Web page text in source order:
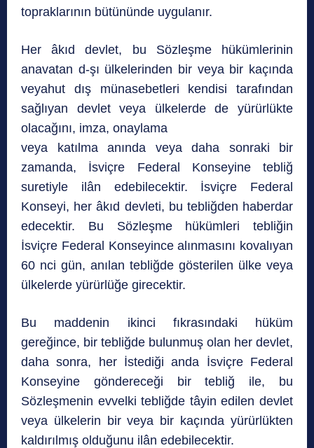
topraklarının bütününde uygulanır.
Her âkıd devlet, bu Sözleşme hükümlerinin
anavatan d-şı ülkelerinden bir veya bir kaçında
veyahut dış münasebetleri kendisi tarafından
sağlıyan devlet veya ülkelerde de yürürlükte
olacağını, imza, onaylama
veya katılma anında veya daha sonraki bir
zamanda, İsviçre Federal Konseyine tebliğ
suretiyle ilân edebilecektir. İsviçre Federal
Konseyi, her âkıd devleti, bu tebliğden haberdar
edecektir. Bu Sözleşme hükümleri tebliğin
İsviçre Federal Konseyince alınmasını kovalıyan
60 nci gün, anılan tebliğde gösterilen ülke veya
ülkelerde yürürlüğe girecektir.
Bu maddenin ikinci fıkrasındaki hüküm
gereğince, bir tebliğde bulunmuş olan her devlet,
daha sonra, her İstediği anda İsviçre Federal
Konseyine göndereceği bir tebliğ ile, bu
Sözleşmenin evvelki tebliğde tâyin edilen devlet
veya ülkelerin bir veya bir kaçında yürürlükten
kaldırılmış olduğunu ilân edebilecektir.